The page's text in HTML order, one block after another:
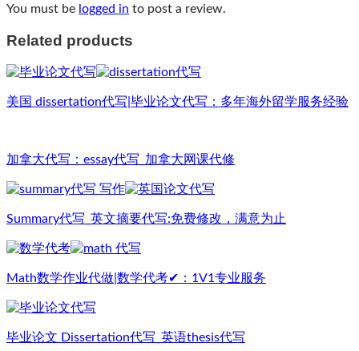
You must be logged in to post a review.
Related products
美国 dissertation代写|毕业论文代写：多年海外留学服务经验
加拿大代写：essay代写_加拿大网课代修
Summary代写_英文摘要代写:免费修改，满意为止
Math数学作业代做|数学代考✔：1V1专业服务
毕业论文 Dissertation代写_英语thesis代写